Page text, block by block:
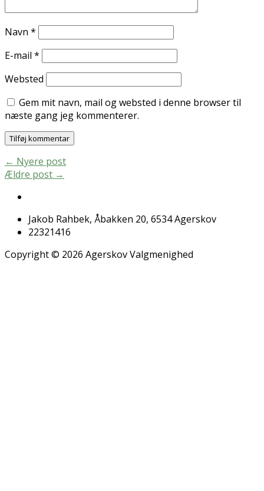
Navn *
E-mail *
Websted
Gem mit navn, mail og websted i denne browser til
næste gang jeg kommenterer.
← Nyere post
Ældre post →
Jakob Rahbek, Åbakken 20, 6534 Agerskov
22321416
Copyright © 2026 Agerskov Valgmenighed